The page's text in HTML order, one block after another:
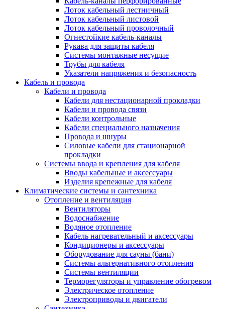
Лоток кабельный лестничный
Лоток кабельный листовой
Лоток кабельный проволочный
Огнестойкие кабель-каналы
Рукава для защиты кабеля
Системы монтажные несущие
Трубы для кабеля
Указатели напряжения и безопасность
Кабель и провода
Кабели и провода
Кабели для нестационарной прокладки
Кабели и провода связи
Кабели контрольные
Кабели специального назначения
Провода и шнуры
Силовые кабели для стационарной
прокладки
Системы ввода и крепления для кабеля
Вводы кабельные и аксессуары
Изделия крепежные для кабеля
Климатические системы и сантехника
Отопление и вентиляция
Вентиляторы
Водоснабжение
Водяное отопление
Кабель нагревательный и аксессуары
Кондиционеры и аксессуары
Оборудование для сауны (бани)
Системы альтернативного отопления
Системы вентиляции
Терморегуляторы и управление обогревом
Электрическое отопление
Электроприводы и двигатели